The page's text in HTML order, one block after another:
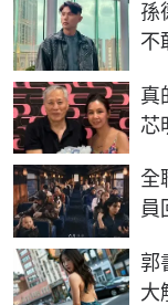
孫
不
真
芯
全
員
郭
大